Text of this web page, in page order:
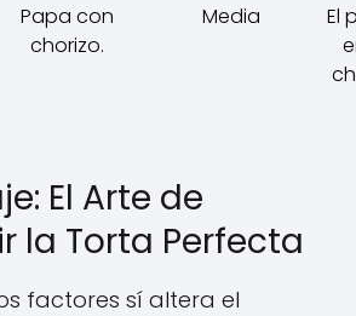
Papa con
chorizo.
Media
El
El Arte de
la Torta Perfecta
factores sí altera el